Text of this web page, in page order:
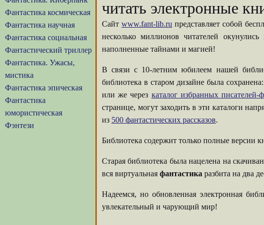
Фантастика космическая
Фантастика научная
Фантастика социальная
Фантастический триллер
Фантастика. Ужасы,
мистика
Фантастика эпическая
Фантастика
юмористическая
Фэнтези
читать электронные
Сайт www.fant-lib.ru представляет собой
несколько миллионов читателей
наполненные тайнами и магией!
В связи с 10-летним юбилеем нашей
библиотека в старом дизайне была
или же через каталог избранных писателей-
странице, могут заходить в эти каталоги
из 500 фантастических рассказов.
Библиотека содержит только полные версии
Старая библиотека была нацелена на
вся виртуальная фантастика разбита на два
Надеемся, но обновленная электронная
увлекательный и чарующий мир!